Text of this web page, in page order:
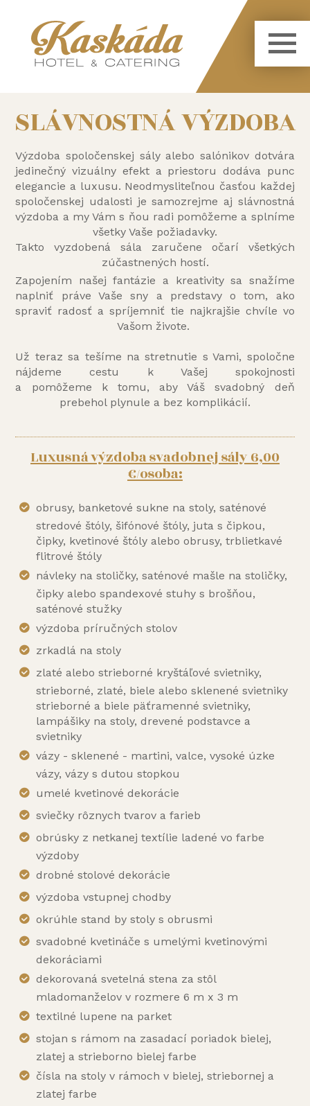
SLÁVNOSTNÁ VÝZDOBA
Výzdoba spoločenskej sály alebo salónikov dotvára
jedinečný vizuálny efekt a priestoru dodáva punc
elegancie a luxusu. Neodmysliteľnou časťou každej
spoločenskej udalosti je samozrejme aj slávnostná
výzdoba a my Vám s ňou radi pomôžeme a splníme
všetky Vaše požiadavky.
Takto vyzdobená sála zaručene očarí všetkých
zúčastnených hostí.
Zapojením našej fantázie a kreativity sa snažíme
naplniť práve Vaše sny a predstavy o tom, ako
spraviť radosť a spríjemniť tie najkrajšie chvíle vo
Vašom živote.
Už teraz sa tešíme na stretnutie s Vami, spoločne
nájdeme cestu k Vašej spokojnosti
a pomôžeme k tomu, aby Váš svadobný deň
prebehol plynule a bez komplikácií.
Luxusná výzdoba svadobnej sály 6,00
€/osoba:
obrusy, banketové sukne na stoly, saténové
stredové štóly, šifónové štóly, juta s čipkou,
čipky, kvetinové štóly alebo obrusy, trblietkavé
flitrové štóly
návleky na stoličky, saténové mašle na stoličky,
čipky alebo spandexové stuhy s brošňou,
saténové stužky
výzdoba príručných stolov
zrkadlá na stoly
zlaté alebo strieborné kryštáľové svietniky,
strieborné, zlaté, biele alebo sklenené svietniky
strieborné a biele päťramenné svietniky,
lampášiky na stoly, drevené podstavce a
svietniky
vázy - sklenené - martini, valce, vysoké úzke
vázy, vázy s dutou stopkou
umelé kvetinové dekorácie
sviečky rôznych tvarov a farieb
obrúsky z netkanej textílie ladené vo farbe
výzdoby
drobné stolové dekorácie
výzdoba vstupnej chodby
okrúhle stand by stoly s obrusmi
svadobné kvetináče s umelými kvetinovými
dekoráciami
dekorovaná svetelná stena za stôl
mladomanželov v rozmere 6 m x 3 m
textilné lupene na parket
stojan s rámom na zasadací poriadok bielej,
zlatej a strieborno bielej farbe
čísla na stoly v rámoch v bielej, striebornej a
zlatej farbe